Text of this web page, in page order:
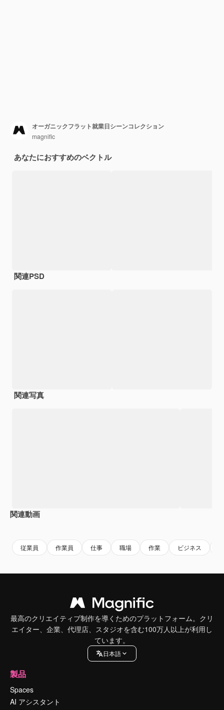
オーガニックフラット就業日シーンコレクション
magnific
あなたにおすすめのベクトル
関連PSD
関連写真
関連動画
従業員 作業員 仕事 職場 作業 ビジネス
最高のクリエイティブ制作を導くためのプラットフォーム。クリ
エイター、企業、代理店、スタジオを含む100万人以上が利用し
ています。
日本語
製品
Spaces
AI アシスタント